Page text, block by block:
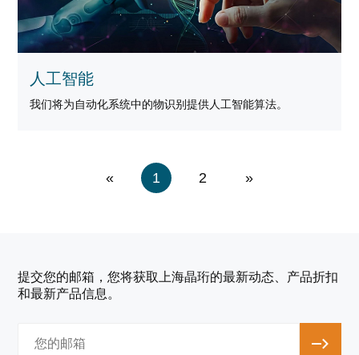
人工智能
我们将为自动化系统中的物识别提供人工智能算法。
« 1 2 »
提交您的邮箱，您将获取上海晶珩的最新动态、产品折扣
和最新产品信息。